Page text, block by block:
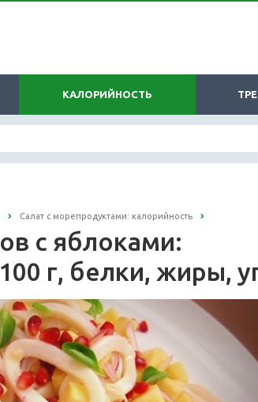
КАЛОРИЙНОСТЬ
Салат с морепродуктами: калорийность
с яблоками:
г, белки, жиры,